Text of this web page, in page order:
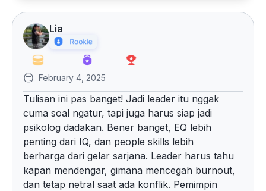
Lia
February 4, 2025
Tulisan ini pas banget! Jadi leader itu nggak
cuma soal ngatur, tapi juga harus siap jadi
psikolog dadakan. Bener banget, EQ lebih
penting dari IQ, dan people skills lebih
berharga dari gelar sarjana. Leader harus tahu
kapan mendengar, gimana mencegah burnout,
dan tetap netral saat ada konflik. Pemimpin